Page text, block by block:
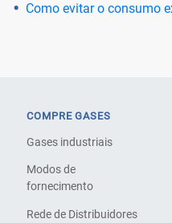
Como evitar o consumo
COMPRE GASES
Gases industriais
Modos de
fornecimento
Rede de Distribuidores